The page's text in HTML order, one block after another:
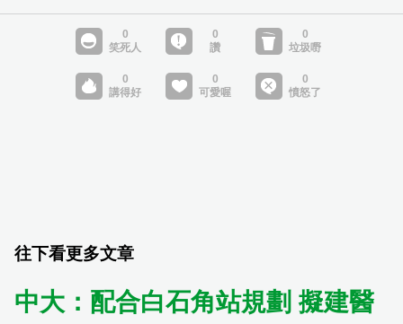
往下看更多文章
中大：配合白石角站規劃 擬建醫